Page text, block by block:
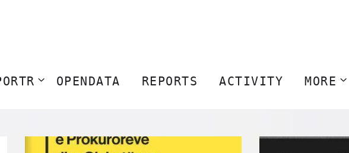
OPENDATA REPORTS ACTIVITY MORE